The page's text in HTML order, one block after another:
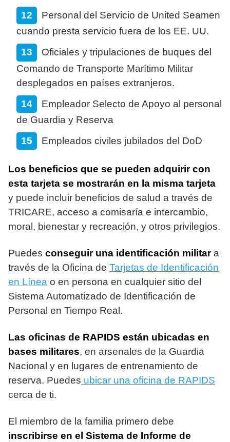
Personal del Servicio de United Seamen
cuando presta servicio fuera de los EE. UU.
Oficiales y tripulaciones de buques del
Comando de Transporte Marítimo Militar
desplegados en países extranjeros.
Empleador Selecto de Apoyo al personal
de Guardia y Reserva
Empleados civiles jubilados del DoD
Los beneficios que se pueden adquirir con
esta tarjeta se mostrarán en la misma tarjeta
y puede incluir beneficios de salud a través de
TRICARE, acceso a comisaría e intercambio,
moral, bienestar y recreación, y otros privilegios.
Puedes conseguir una identificación militara
través de la Oficina de Tarjetas de Identificación
en Línea o en persona en cualquier sitio del
Sistema Automatizado de Identificación de
Personal en Tiempo Real.
Las oficinas de RAPIDS están ubicadas en
bases militares, en arsenales de la Guardia
Nacional y en lugares de entrenamiento de
reserva. Puedes ubicar una oficina de RAPIDS
cerca de ti.
El miembro de la familia primero debe
inscribirse en el Sistema de Informe de